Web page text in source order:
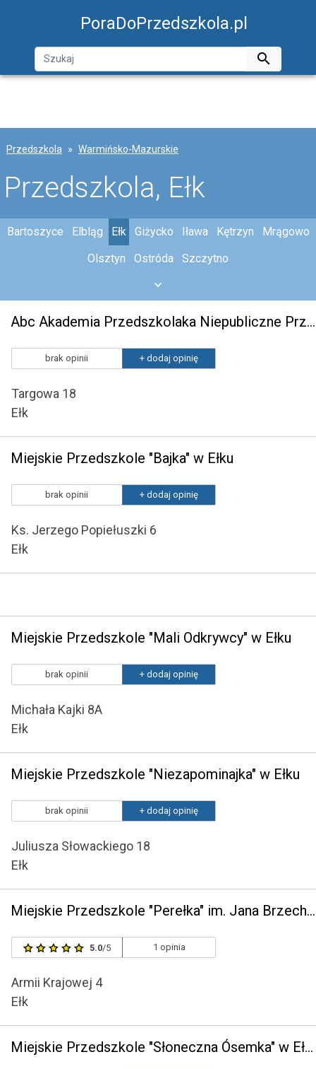
PoraDoPrzedszkola.pl

Przedszkola Warmińsko-Mazurskie
Przedszkola, Ełk
Bartoszyce Elbląg Ełk Giżycko Iława Kętrzyn
Mrągowo
Olsztyn
Ostróda Szczytno
Abc Akademia Przedszkolaka Niepubliczne Przedszkole Językowe
brak opinii + dodaj opinię
Targowa 18
Ełk
Miejskie Przedszkole "Bajka" w Ełku
brak opinii + dodaj opinię
Ks. Jerzego Popiełuszki 6
Ełk
Miejskie Przedszkole "Mali Odkrywcy" w Ełku
brak opinii + dodaj opinię
Michała Kajki 8A
Ełk
Miejskie Przedszkole "Niezapominajka" w Ełku
brak opinii + dodaj opinię
Juliusza Słowackiego 18
Ełk
Miejskie Przedszkole "Perełka" im. Jana Brzechwy w Ełku
5.0/5 1 opinia
Armii Krajowej 4
Ełk
Miejskie Przedszkole "Słoneczna Ósemka" w Ełku